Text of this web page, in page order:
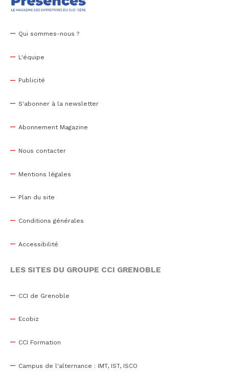
Qui sommes-nous ?
L'équipe
Publicité
S'abonner à la newsletter
Abonnement Magazine
Nous contacter
Mentions légales
Plan du site
Conditions générales
Accessibilité
LES SITES DU GROUPE CCI GRENOBLE
CCI de Grenoble
Ecobiz
CCI Formation
Campus de l'alternance : IMT, IST, ISCO